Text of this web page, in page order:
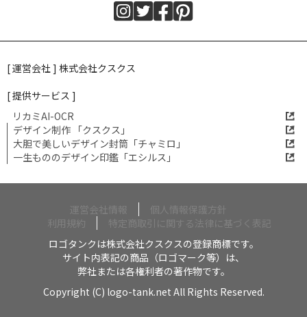
[ 運営会社 ] 株式会社クスクス
[ 提供サービス ]
リカミAI-OCR
デザイン制作 「クスクス」
大胆で美しいデザイン封筒「チャミロ」
一生もののデザイン印鑑「エシルス」
運営会社情報
個人情報保護方針
利用規約
特定商取引に関する法律に基づく表記
ロゴタンクは株式会社クスクスの登録商標です。
サイト内表記の商品（ロゴマーク等）は、
弊社または各権利者の著作物です。
Copyright (C) logo-tank.net All Rights Reserved.